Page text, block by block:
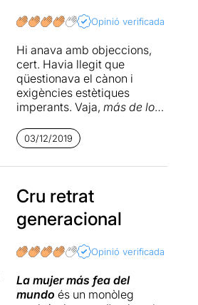
Opinió verificada
Hi anava amb objeccions,
cert. Havia llegit que
qüestionava el cànon i
exigències estètiques
imperants. Vaja, más de lo
part d'una dona molt
atractiva la duresa de ser-ho
(als lletjos ens molesten molt
bellesa). Vaig pensar en
l'adaptació cinematogràfica
deFrankie i Johnny
del món, Michelle Pfeiffer,
pretenia ser algú
insignificant amb problemes
per agradar (en teatre va ser
03/12/2019
Cru retrat
generacional
Opinió verificada
La mujer más fea del
mundo és un monòleg